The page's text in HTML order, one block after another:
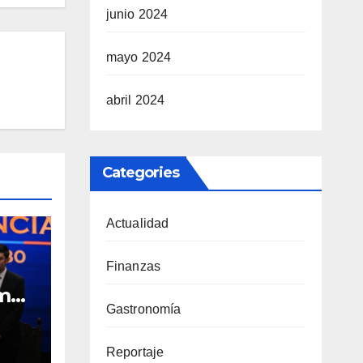
junio 2024
mayo 2024
abril 2024
Categories
Actualidad
Finanzas
Gastronomía
Reportaje